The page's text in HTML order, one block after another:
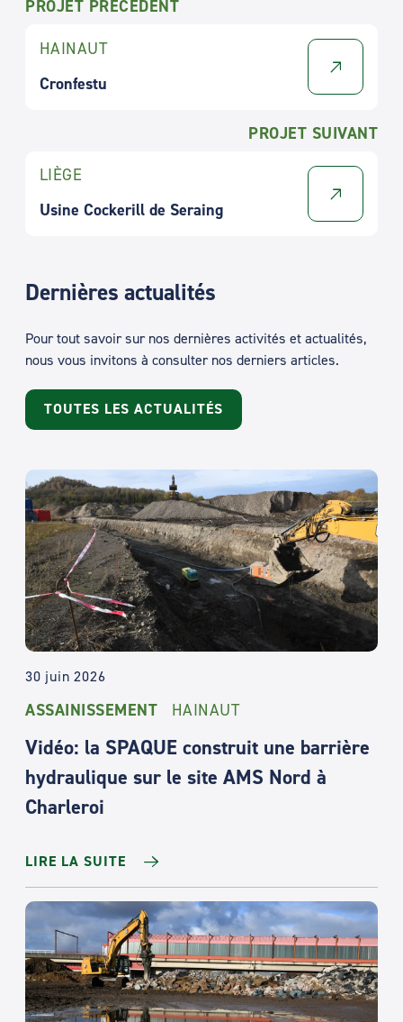
PROJET PRÉCÉDENT
HAINAUT
Cronfestu
PROJET SUIVANT
LIÈGE
Usine Cockerill de Seraing
Dernières actualités
Pour tout savoir sur nos dernières activités et actualités,
nous vous invitons à consulter nos derniers articles.
TOUTES LES ACTUALITÉS
30 juin 2026
ASSAINISSEMENT HAINAUT
Vidéo: la SPAQUE construit une barrière
hydraulique sur le site AMS Nord à
Charleroi
LIRE LA SUITE